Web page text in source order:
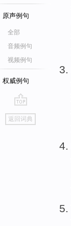
原声例句
全部
音频例句
视频例句
权威例句
go
top
返回词典